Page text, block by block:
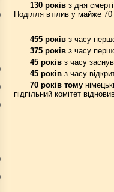
130 роківз дня
Поділля втілив у майже
455 роківз часу
375 роківз часу
45 роківз часу
45 роківз часу
70 років тому
підпільний комітет